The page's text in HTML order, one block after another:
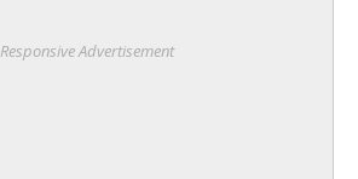
Responsive Advertisement